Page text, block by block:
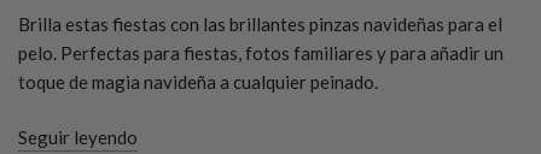
Brilla estas fiestas con las brillantes pinzas navideñas para el
pelo. Perfectas para fiestas, fotos familiares y para añadir un
toque de magia navideña a cualquier peinado.
Seguir leyendo